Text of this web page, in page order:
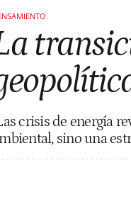
crisis de energía
sino una